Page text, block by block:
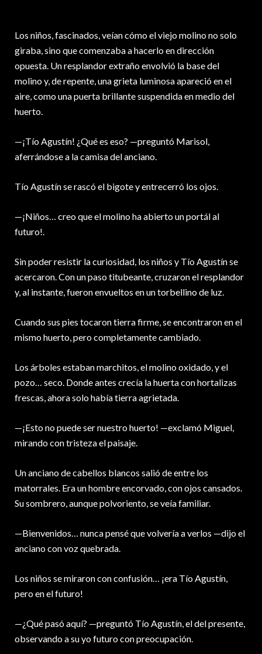
Los niños, fascinados, veían cómo el viejo molino no solo
giraba, sino que comenzaba a hacerlo en dirección
opuesta. Un resplandor extraño envolvió la base del
molino y, de repente, una grieta luminosa apareció en el
aire, como una puerta brillante suspendida en medio del
huerto.
—¡Tío Agustín! ¿Qué es eso? —preguntó Marisol,
aferrándose a la camisa del anciano.
Tío Agustín se rascó el bigote y entrecerró los ojos.
—¡Niños… creo que el molino ha abierto un portál al
futuro!.
Sin poder resistir la curiosidad, los niños y Tío Agustín se
acercaron. Con un paso titubeante, cruzaron el resplandor
y, al instante, fueron envueltos en un torbellino de luz.
Cuando sus pies tocaron tierra firme, se encontraron en el
mismo huerto, pero completamente cambiado.
Los árboles estaban marchitos, el molino oxidado, y el
pozo… seco. Donde antes crecía la huerta con hortalizas
frescas, ahora solo había tierra agrietada.
—¡Esto no puede ser nuestro huerto! —exclamó Miguel,
mirando con tristeza el paisaje.
Un anciano de cabellos blancos salió de entre los
matorrales. Era un hombre encorvado, con ojos cansados.
Su sombrero, aunque polvoriento, se veía familiar.
—Bienvenidos… nunca pensé que volvería a verlos —dijo el
anciano con voz quebrada.
Los niños se miraron con confusión… ¡era Tío Agustín,
pero en el futuro!
—¿Qué pasó aquí? —preguntó Tío Agustín, el del presente,
observando a su yo futuro con preocupación.